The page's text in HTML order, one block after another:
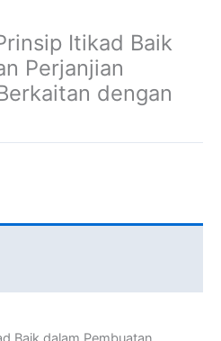
Itikad Baik
Perjanjian
dengan